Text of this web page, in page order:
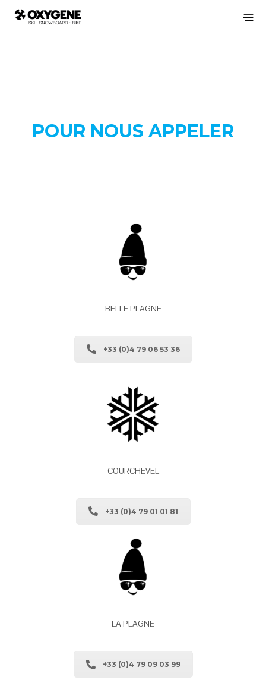
POUR NOUS APPELER
BELLE PLAGNE
+33 (0)4 79 06 53 36
COURCHEVEL
+33 (0)4 79 01 01 81
LA PLAGNE
+33 (0)4 79 09 03 99